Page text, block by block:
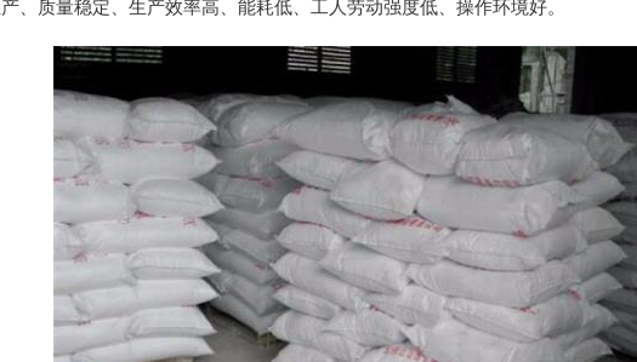
、质量稳定、生产效率高、能耗低、工人劳动强度低、操作环境好。